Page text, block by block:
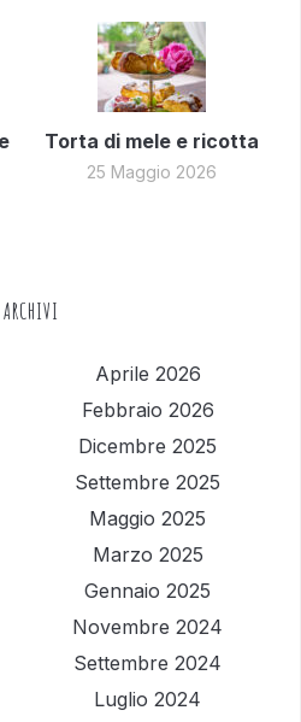
Torta di mele e ricotta
25 Maggio 2026
ARCHIVI
Aprile 2026
Febbraio 2026
Dicembre 2025
Settembre 2025
Maggio 2025
Marzo 2025
Gennaio 2025
Novembre 2024
Settembre 2024
Luglio 2024